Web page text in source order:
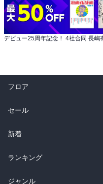
デビュー25周年記念！ 4社合同 長嶋
フロア
総合
ラノベ
雑誌・グラビア
BL・TL
セール
総合
ラノベ
雑誌・グラビア
新着
総合
ラノベ
ランキング
総合
ジャンル